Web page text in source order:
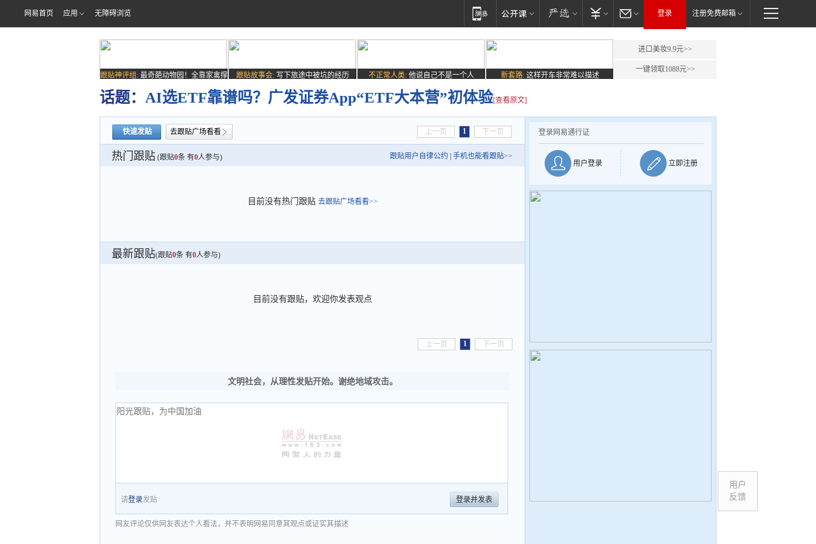
网易首页 应用 无障碍浏览 登录 注册免费邮箱
跟贴神评组: 最奇葩动物园！全靠家禽撑
场子
跟贴故事会: 写下旅途中被坑的经历 不正常人类: 他说自己不是一个人 新套路: 这样开车非常难以描述
进口美妆9.9元>>
一键领取1088元>>
话题： AI选ETF靠谱吗？广发证券App“ETF大本营”初体验[查看原文]
快速发贴 去跟贴广场看看 上一页 1 下一页
热门跟贴 (跟贴0条 有0人参与) 跟贴用户自律公约 手机也能看跟贴>>
目前没有热门跟贴 去跟贴广场看看>>
最新跟贴(跟贴0条 有0人参与)
目前没有跟贴，欢迎你发表观点
上一页 1 下一页
文明社会，从理性发贴开始。谢绝地域攻击。
请登录发贴 登录并发表
网友评论仅供网友表达个人看法，并不表明网易同意其观点或证实其描述
登录网易通行证
用户登录 立即注册
用户
反馈